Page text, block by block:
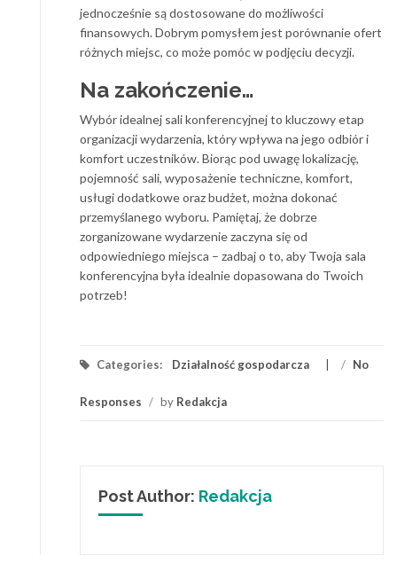
jednocześnie są dostosowane do możliwości
finansowych. Dobrym pomysłem jest porównanie ofert
różnych miejsc, co może pomóc w podjęciu decyzji.
Na zakończenie…
Wybór idealnej sali konferencyjnej to kluczowy etap
organizacji wydarzenia, który wpływa na jego odbiór i
komfort uczestników. Biorąc pod uwagę lokalizację,
pojemność sali, wyposażenie techniczne, komfort,
usługi dodatkowe oraz budżet, można dokonać
przemyślanego wyboru. Pamiętaj, że dobrze
zorganizowane wydarzenie zaczyna się od
odpowiedniego miejsca – zadbaj o to, aby Twoja sala
konferencyjna była idealnie dopasowana do Twoich
potrzeb!
Categories: Działalność gospodarcza / No
Responses / by Redakcja
Post Author: Redakcja